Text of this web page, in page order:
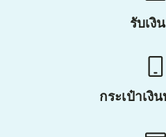
รับเงิ
กระเป๋าเงิ